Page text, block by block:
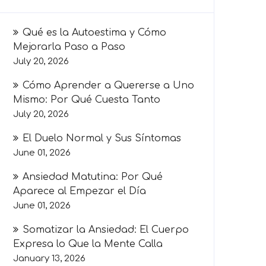
Qué es la Autoestima y Cómo
Mejorarla Paso a Paso
July 20, 2026
Cómo Aprender a Quererse a Uno
Mismo: Por Qué Cuesta Tanto
July 20, 2026
El Duelo Normal y Sus Síntomas
June 01, 2026
Ansiedad Matutina: Por Qué
Aparece al Empezar el Día
June 01, 2026
Somatizar la Ansiedad: El Cuerpo
Expresa lo Que la Mente Calla
January 13, 2026